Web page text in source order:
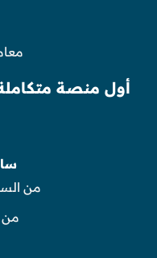
أول منصة متكاملة
من
من 9ص إلى 9م